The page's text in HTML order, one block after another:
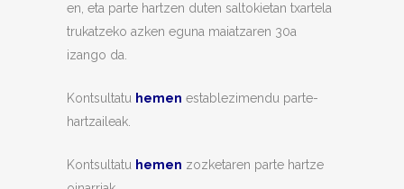
en, eta parte hartzen duten saltokietan txartela
trukatzeko azken eguna maiatzaren 30a
izango da.
Kontsultatu hemen establezimendu parte-
hartzaileak.
Kontsultatu hemen zozketaren parte hartze